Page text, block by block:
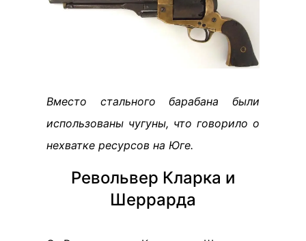
Вместо стального барабана были
использованы чугуны, что говорило о
нехватке ресурсов на Юге.
Револьвер Кларка и
Шеррарда